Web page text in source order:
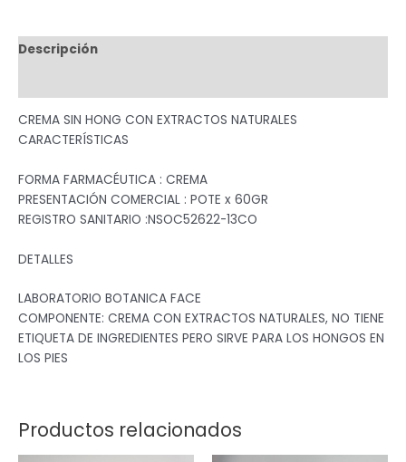
Descripción
CREMA SIN HONG CON EXTRACTOS NATURALES
CARACTERÍSTICAS
FORMA FARMACÉUTICA : CREMA
PRESENTACIÓN COMERCIAL : POTE x 60GR
REGISTRO SANITARIO :NSOC52622-13CO
DETALLES
LABORATORIO BOTANICA FACE
COMPONENTE: CREMA CON EXTRACTOS NATURALES, NO TIENE
ETIQUETA DE INGREDIENTES PERO SIRVE PARA LOS HONGOS EN
LOS PIES
Productos relacionados